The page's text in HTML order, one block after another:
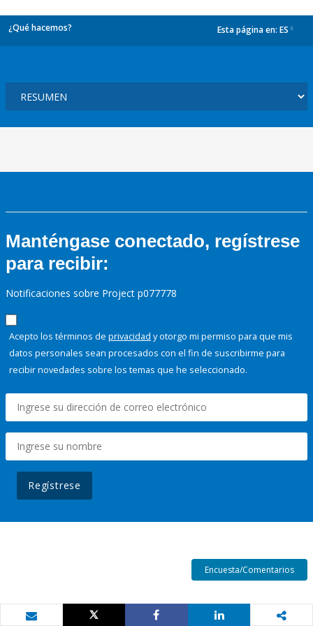
¿Qué hacemos? Esta página en: ES
Manténgase conectado, regístrese
para recibir:
Notificaciones sobre Project p077778
Acepto los términos de privacidad y otorgo mi permiso para que mis
datos personales sean procesados con el fin de suscribirme para
recibir novedades sobre los temas que he seleccionado.
Regístrese
Encuesta/Comentarios